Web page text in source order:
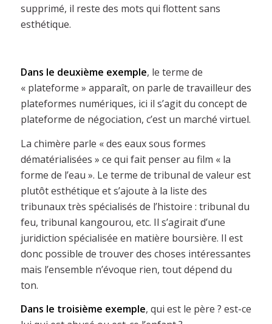
supprimé, il reste des mots qui flottent sans
esthétique.
Dans le deuxième exemple, le terme de
« plateforme » apparaît, on parle de travailleur des
plateformes numériques, ici il s’agit du concept de
plateforme de négociation, c’est un marché virtuel.
La chimère parle « des eaux sous formes
dématérialisées » ce qui fait penser au film « la
forme de l’eau ». Le terme de tribunal de valeur est
plutôt esthétique et s’ajoute à la liste des
tribunaux très spécialisés de l’histoire : tribunal du
feu, tribunal kangourou, etc. Il s’agirait d’une
juridiction spécialisée en matière boursière. Il est
donc possible de trouver des choses intéressantes
mais l’ensemble n’évoque rien, tout dépend du
ton.
Dans le troisième exemple, qui est le père ? est-ce